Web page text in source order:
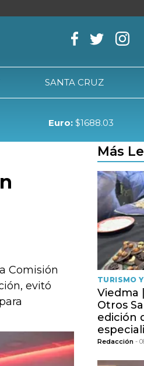
SANTA CRUZ
Euro: $1688.03
SANTA CRUZ TIERRA DEL
Comisión
evitó
Más
TURISMO
Viedma
Otros
edición
Redacción -